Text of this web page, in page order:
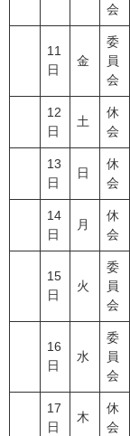
会
11
日
金
委
員
会
12
日
土
休
会
13
日
日
休
会
14
日
月
休
会
15
日
火
委
員
会
16
日
水
委
員
会
17
日
木
休
会